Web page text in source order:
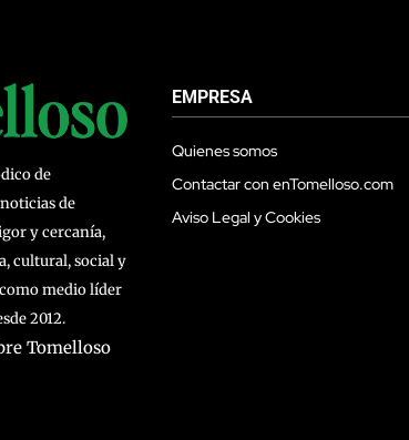
de
de
y cercanía,
cultural, social y
medio líder
2012.
Tomelloso
EMPRESA
Quienes somos
Contactar con enTomelloso.com
Aviso Legal y Cookies